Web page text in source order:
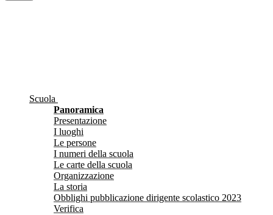
Scuola
Panoramica
Presentazione
I luoghi
Le persone
I numeri della scuola
Le carte della scuola
Organizzazione
La storia
Obblighi pubblicazione dirigente scolastico 2023
Verifica